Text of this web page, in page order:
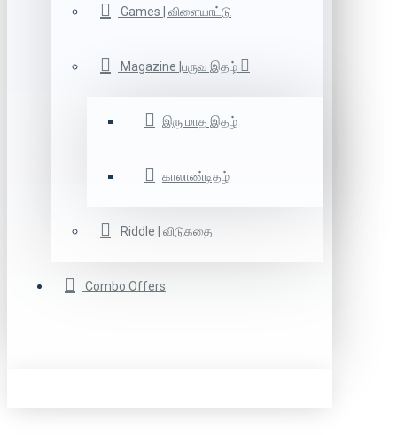
Games | விளையாட்டு
Magazine |பருவ இதழ்
இரு மாத இதழ்
காலாண்டிதழ்
Riddle | விடுகதை
Combo Offers